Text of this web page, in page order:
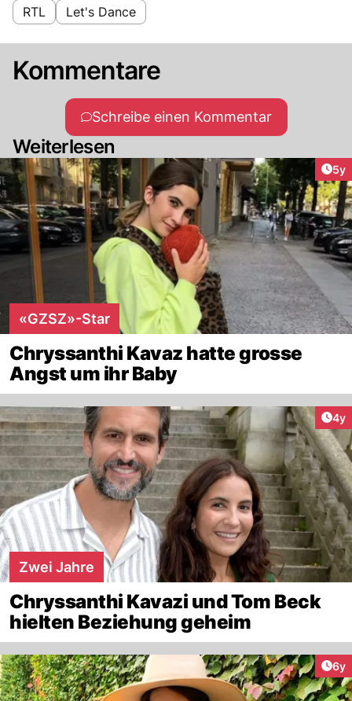
RTL Let's Dance
Kommentare
Schreibe einen Kommentar
Weiterlesen
5y
«GZSZ»-Star
Chryssanthi Kavaz hatte grosse
Angst um ihr Baby
4y
Zwei Jahre
Chryssanthi Kavazi und Tom Beck
hielten Beziehung geheim
6y